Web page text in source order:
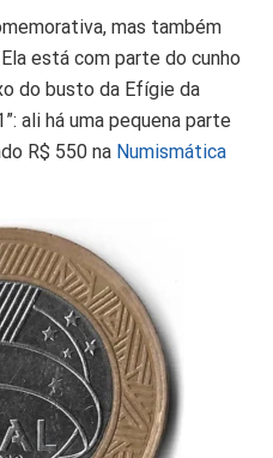
mas também
está com parte do cunho
do busto da Efígie da
ali há uma pequena parte
R$ 550 na Numismática